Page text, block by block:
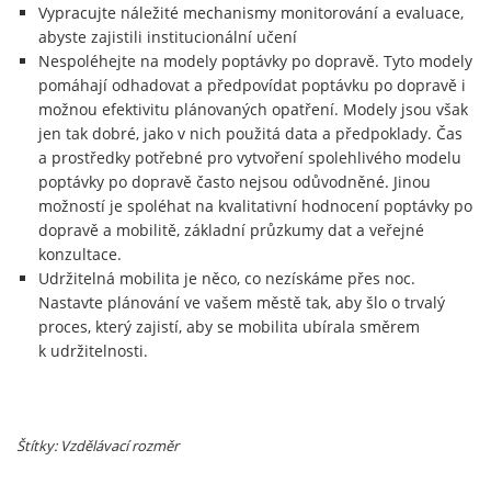
Vypracujte náležité mechanismy monitorování a evaluace,
abyste zajistili institucionální učení
Nespoléhejte na modely poptávky po dopravě. Tyto modely
pomáhají odhadovat a předpovídat poptávku po dopravě i
možnou efektivitu plánovaných opatření. Modely jsou však
jen tak dobré, jako v nich použitá data a předpoklady. Čas
a prostředky potřebné pro vytvoření spolehlivého modelu
poptávky po dopravě často nejsou odůvodněné. Jinou
možností je spoléhat na kvalitativní hodnocení poptávky po
dopravě a mobilitě, základní průzkumy dat a veřejné
konzultace.
Udržitelná mobilita je něco, co nezískáme přes noc.
Nastavte plánování ve vašem městě tak, aby šlo o trvalý
proces, který zajistí, aby se mobilita ubírala směrem
k udržitelnosti.
Štítky: Vzdělávací rozměr